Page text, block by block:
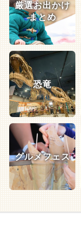
厳選お出かけ
まとめ
恐竜
グルメフェス